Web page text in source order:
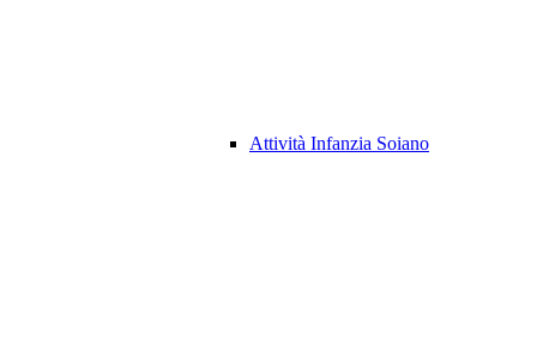
Attività Infanzia Soiano